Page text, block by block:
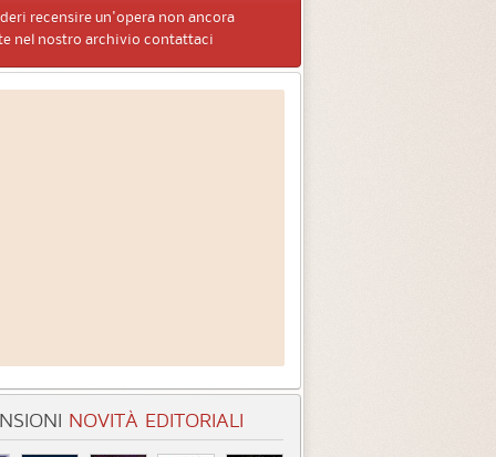
recensire un'opera non ancora
nel nostro archivio contattaci
NOVITÀ EDITORIALI